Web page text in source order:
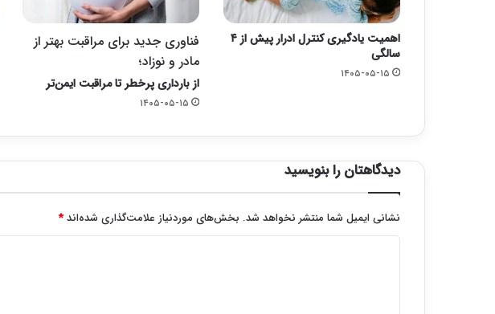
اهمیت یادگیری کنترل ادرار پیش از ۴
سالگی
۱۴۰۵-۰۵-۱۵
فناوری جدید برای مراقبت بهتر از
مادر و نوزاد؛
از بارداری پرخطر تا مراقبت ایمن‌تر
۱۴۰۵-۰۵-۱۵
دیدگاهتان را بنویسید
نشانی ایمیل شما منتشر نخواهد شد. بخش‌های موردنیاز علامت‌گذاری شده‌اند*